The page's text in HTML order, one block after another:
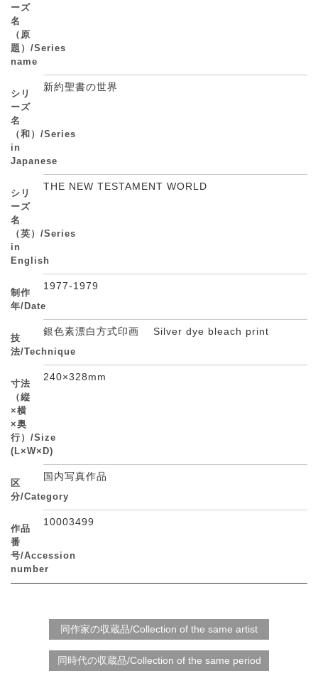
ーズ
名
（原
題）/Series
name
シリ
ーズ
名
（和）/Series
in
Japanese
新約聖書の世界
シリ
ーズ
名
（英）/Series
in
English
THE NEW TESTAMENT WORLD
制作
年/Date
1977-1979
技
法/Technique
銀色素漂白方式印画 Silver dye bleach print
寸法
（縦
×横
×奥
行）/Size
(L×W×D)
240×328mm
区
分/Category
国内写真作品
作品
番
号/Accession
number
10003499